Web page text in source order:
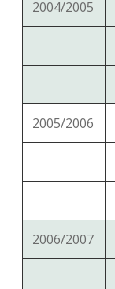
2004/2005
2005/2006
2006/2007